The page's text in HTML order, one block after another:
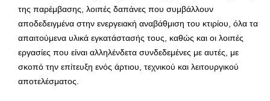
της παρέμβασης, λοιπές δαπάνες που συμβάλλουν
αποδεδειγμένα στην ενεργειακή αναβάθμιση του κτιρίου, όλα τα
απαιτούμενα υλικά εγκατάστασής τους, καθώς και οι λοιπές
εργασίες που είναι αλληλένδετα συνδεδεμένες με αυτές, με
σκοπό την επίτευξη ενός άρτιου, τεχνικού και λειτουργικού
αποτελέσματος.